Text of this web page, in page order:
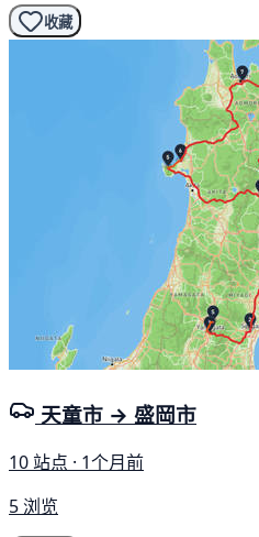
收藏
天童市 → 盛岡市
10 站点 · 1个月前
5 浏览